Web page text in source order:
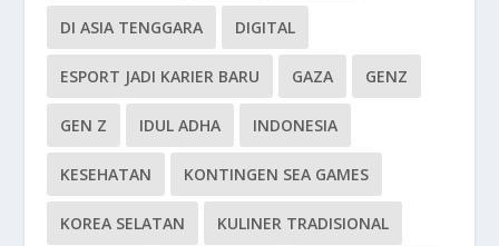
DI ASIA TENGGARA DIGITAL
ESPORT JADI KARIER BARU GAZA GENZ
GEN Z IDUL ADHA INDONESIA
KESEHATAN KONTINGEN SEA GAMES
KOREA SELATAN KULINER TRADISIONAL